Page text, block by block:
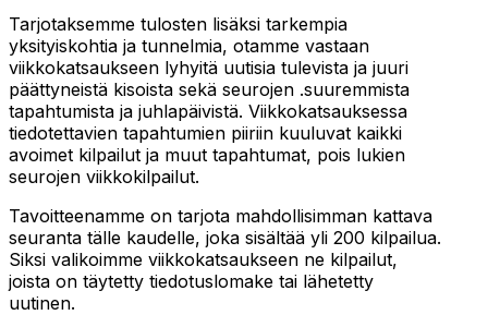
Tarjotaksemme tulosten lisäksi tarkempia
yksityiskohtia ja tunnelmia, otamme vastaan
viikkokatsaukseen lyhyitä uutisia tulevista ja juuri
päättyneistä kisoista sekä seurojen .suuremmista
tapahtumista ja juhlapäivistä. Viikkokatsauksessa
tiedotettavien tapahtumien piiriin kuuluvat kaikki
avoimet kilpailut ja muut tapahtumat, pois lukien
seurojen viikkokilpailut.
Tavoitteenamme on tarjota mahdollisimman kattava
seuranta tälle kaudelle, joka sisältää yli 200 kilpailua.
Siksi valikoimme viikkokatsaukseen ne kilpailut,
joista on täytetty tiedotuslomake tai lähetetty
uutinen.